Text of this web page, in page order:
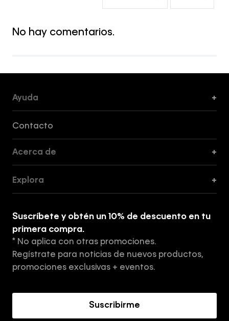
No hay comentarios.
Ayuda +
Contacto
Acerca de +
Tiendas
Aviso de privacidad
Términos y Condiciones
Explora +
Suscríbete y obtén un 10% de descuento en tu
primera compra.
* No aplica con otras promociones.
Regístrate para noticias de nuevos productos,
promociones exclusivas + eventos.
Suscribirme